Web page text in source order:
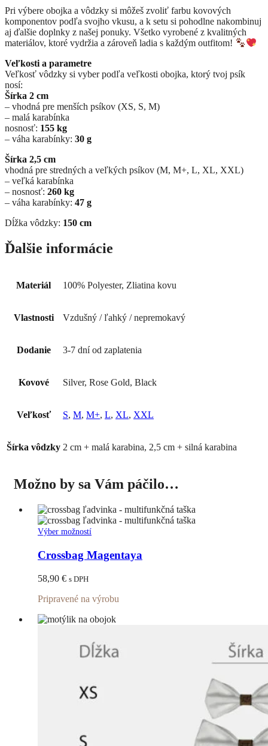
Pri výbere obojka a vôdzky si môžeš zvoliť farbu kovových
komponentov podľa svojho vkusu, a k setu si pohodlne nakombinuj
aj ďalšie doplnky z našej ponuky. Všetko vyrobené z kvalitných
materiálov, ktoré vydržia a zároveň ladia s každým outfitom!
Veľkosti a parametre
Veľkosť vôdzky si vyber podľa veľkosti obojka, ktorý tvoj psík
nosí:
Šírka 2 cm
– vhodná pre menších psíkov (XS, S, M)
– malá karabínka
nosnosť: 155 kg
– váha karabínky: 30 g
Šírka 2,5 cm
vhodná pre stredných a veľkých psíkov (M, M+, L, XL, XXL)
– veľká karabínka
– nosnosť: 260 kg
– váha karabínky: 47 g
Dĺžka vôdzky: 150 cm
Ďalšie informácie
Materiál 100% Polyester, Zliatina kovu
Vlastnosti Vzdušný / ľahký / nepremokavý
Dodanie 3-7 dní od zaplatenia
Kovové Silver, Rose Gold, Black
Veľkosť S, M, M+, L, XL, XXL
Šírka vôdzky 2 cm + malá karabina, 2,5 cm + silná karabina
Možno by sa Vám páčilo…
Výber možnostíTento
má
viacero
si
môžete
vybrať
produktu.
Crossbag Magentaya
58,90 € s DPH
Pripravené na výrobu